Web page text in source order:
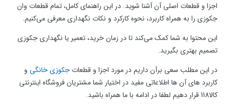
اجزا و قطعات اصلی آن آشنا شوید. در این راهنمای کامل، تمام قطعات وان
جکوزی را به همراه کاربرد، نحوه کارکرد و نکات نگهداری معرفی می‌کنیم.
این محتوا به شما کمک می‌کند تا در زمان خرید، تعمیر یا نگهداری جکوزی
تصمیم بهتری بگیرید.
در این مطلب سعی برآن داریم در مورد اجزا و قطعات جکوزی خانگی و
کاربرد های آن ها اطلاعاتی مفید در اختیار شما مشتریان فروشگاه اینترنتی
کالا118 قرار دهیم لطفا در ادامه با ما همراه باشید.